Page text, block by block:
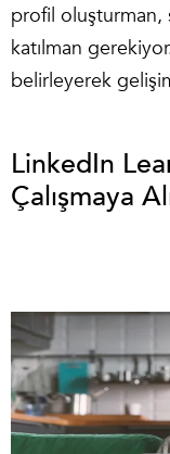
profil oluşturman,
katılman
belirleyerek
LinkedIn
Çalışmaya